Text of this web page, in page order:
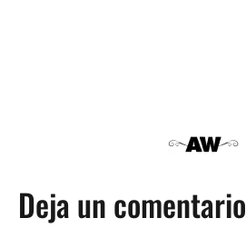
Deja un comentario